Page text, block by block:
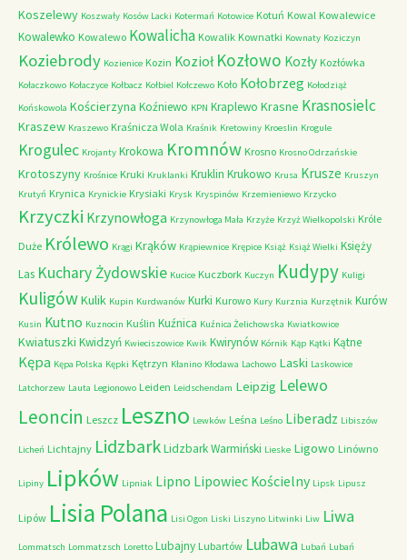
Koszelewy Koszwały Kosów Lacki Kotermań Kotowice Kotuń Kowal Kowalewice
Kowalewko Kowalewo Kowalicha Kowalik Kownatki Kownaty Koziczyn
Koziebrody Kozienice Kozin Kozioł Kozłowo Kozły Kozłówka
Kołaczkowo Kołaczyce Kołbacz Kołbiel Kołczewo Koło Kołobrzeg Kołodziąż
Końskowola Kościerzyna Koźniewo KPN Kraplewo Krasne Krasnosielc
Kraszew Kraszewo Kraśnicza Wola Kraśnik Kretowiny Kroeslin Krogule
Krogulec Krojanty Krokowa Kromnów Krosno Krosno Odrzańskie
Krotoszyny Krośnice Kruki Kruklanki Kruklin Krukowo Krusa Krusze Kruszyn
Krutyń Krynica Krynickie Krysiaki Krysk Kryspinów Krzemieniewo Krzycko
Krzyczki Krzynowłoga Krzynowłoga Mała Krzyże Krzyż Wielkopolski Króle
Duże Królewo Krągi Krąków Krąpiewnice Krępice Książ Książ Wielki Księży
Las Kuchary Żydowskie Kucice Kuczbork Kuczyn Kudypy Kuligi
KuligówKulik Kupin Kurdwanów Kurki Kurowo Kury Kurznia Kurzętnik Kurów
Kusin Kutno Kuznocin Kuślin Kuźnica Kuźnica Żelichowska Kwiatkowice
Kwiatuszki Kwidzyń Kwieciszowice Kwik Kwirynów Kórnik Kąp Kątki Kątne
Kępa Kępa Polska Kępki Kętrzyn Kłanino Kłodawa Lachowo Laski Laskowice
Latchorzew Lauta Legionowo Leiden Leidschendam Leipzig Lelewo
Leoncin Leszcz Leszno Lewków Leśna Leśno Liberadz Libiszów
Licheń Lichtajny LidzbarkLidzbark Warmiński Lieske Ligowo Linówno
Lipiny Lipków Lipniak Lipno Lipowiec Kościelny Lipsk Lipusz
Lipów Lisia Polana Lisi Ogon Liski Liszyno Litwinki Liw Liwa
Lommatsch Lommatzsch Loretto Lubajny Lubartów Lubawa Lubań Lubań